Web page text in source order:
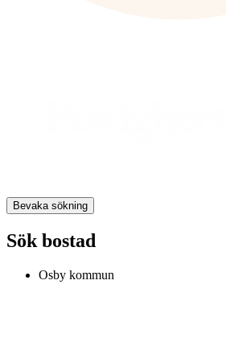
Bevaka sökning
Sök bostad
Osby kommun